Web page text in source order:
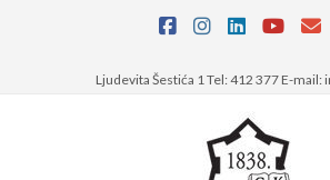
Ljudevita Šestića 1 Tel: 412 377 E-mail: